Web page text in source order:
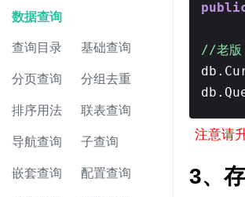
数据查询
查询目录 基础查询
分页查询 分组去重
排序用法 联表查询
导航查询 子查询
嵌套查询 配置查询
//老版
注意请
3、